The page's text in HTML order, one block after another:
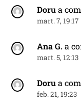
Dorua
mart. 7, 19:17
Ana G.a
mart. 5, 12:13
Dorua
feb. 21, 19:23